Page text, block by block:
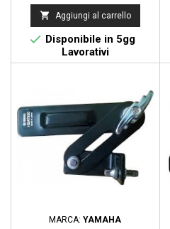
 Aggiungi al carrello
 Disponibile in 5gg
Lavorativi
MARCA:YAMAHA